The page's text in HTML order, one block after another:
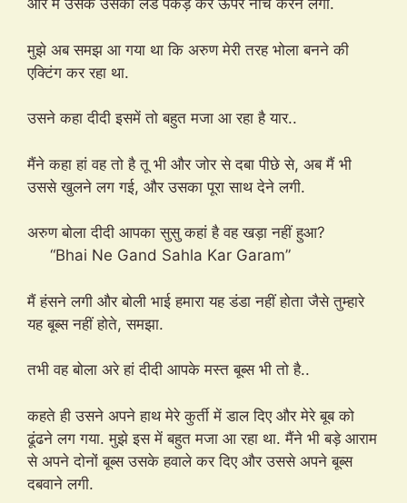
और मैं उसके उसका लंड पकड़ कर ऊपर नीचे करने लगी.
मुझे अब समझ आ गया था कि अरुण मेरी तरह भोला बनने की
एक्टिंग कर रहा था.
उसने कहा दीदी इसमें तो बहुत मजा आ रहा है यार..
मैंने कहा हां वह तो है तू भी और जोर से दबा पीछे से, अब मैं भी
उससे खुलने लग गई, और उसका पूरा साथ देने लगी.
अरुण बोला दीदी आपका सुसु कहां है वह खड़ा नहीं हुआ?
“Bhai Ne Gand Sahla Kar Garam”
मैं हंसने लगी और बोली भाई हमारा यह डंडा नहीं होता जैसे तुम्हारे
यह बूब्स नहीं होते, समझा.
तभी वह बोला अरे हां दीदी आपके मस्त बूब्स भी तो है..
कहते ही उसने अपने हाथ मेरे कुर्ती में डाल दिए और मेरे बूब को
ढूंढने लग गया. मुझे इस में बहुत मजा आ रहा था. मैंने भी बड़े आराम
से अपने दोनों बूब्स उसके हवाले कर दिए और उससे अपने बूब्स
दबवाने लगी.